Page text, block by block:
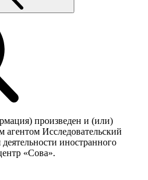
произведен и (или)
агентом Исследовательский
иностранного
«Сова».